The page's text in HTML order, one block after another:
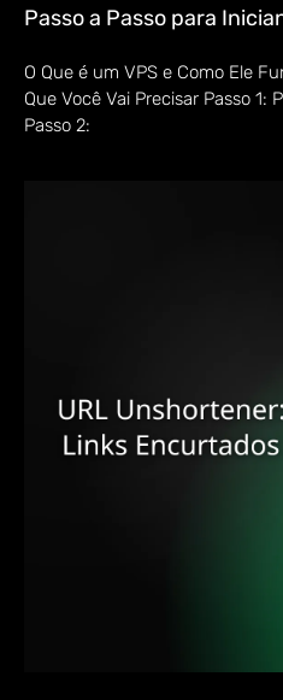
Passo a Passo para
O Que é um VPS e Como Ele
Que Você Vai Precisar Passo 1:
Passo 2: